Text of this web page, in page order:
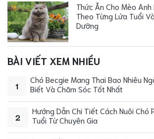
Thức Ăn Cho Mèo
Theo Từng Lứa Tuổi
Dưỡng
BÀI VIẾT XEM NHIỀU
1
Chó Becgie Mang Thai Bao Nhiêu
Biết Và Chăm Sóc Tốt Nhất
2
Hướng Dẫn Chi Tiết Cách Nuôi Chó
Tuổi Từ Chuyên Gia